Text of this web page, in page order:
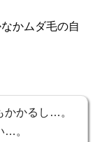
かムダ毛の自
かかるし…。
…。